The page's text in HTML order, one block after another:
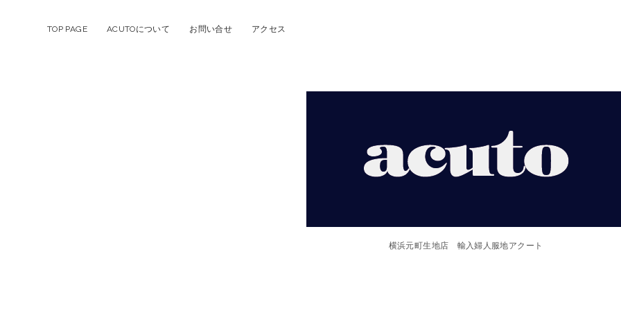
TOP PAGE ACUTOについて お問い合せ アクセス
【ACUTO】
浜
横浜元町生地店 輸入婦人服地アクート